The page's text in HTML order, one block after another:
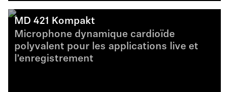
MD 421 Kompakt
Microphone dynamique cardioïde
polyvalent pour les applications live et
l’enregistrement